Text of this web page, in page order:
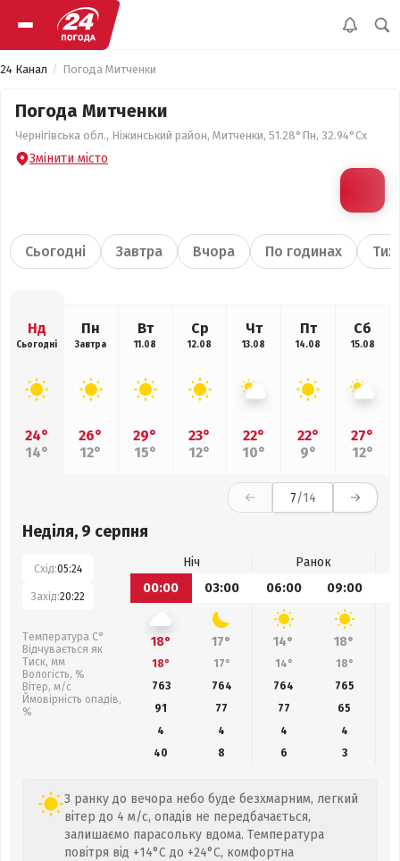
24 Канал Погода Митченки
Погода Митченки
Чернігівська обл., Ніжинський район, Митченки, 51.28°Пн, 32.94°Сх
Змінити місто
Сьогодні Завтра Вчора По годинах
Нд
Сьогодні
24°
14°
Пн
Завтра
26°
12°
Вт
11.08
29°
15°
Ср
12.08
23°
12°
Чт
13.08
22°
10°
Пт
14.08
22°
9°
Сб
15.08
27°
12°
7/14
Неділя, 9 серпня
Схід:05:24
Захід:20:22
Температура С°
Відчувається як
Тиск, мм
Вологість, %
Вітер, м/с
Ймовірність опадів,
%
Ніч
Ранок
00:00
03:00 06:00 09:00
18° 17° 14° 18°
18° 17° 14° 18°
763
764 764 765
91
77 77 65
4
4 4
4
40
8 6 3
З ранку до вечора небо буде безхмарним, легкий
вітер до 4 м/с, опадів не передбачається,
залишаємо парасольку вдома. Температура
повітря від +14°C до +24°C, комфортна